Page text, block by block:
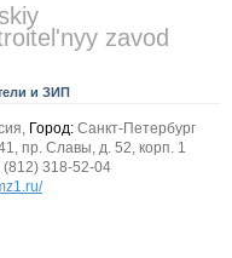
флота
zavod
и ЗИП
Город: Санкт-Петербург
пр. Славы, д. 52, корп. 1
(812) 318-52-04